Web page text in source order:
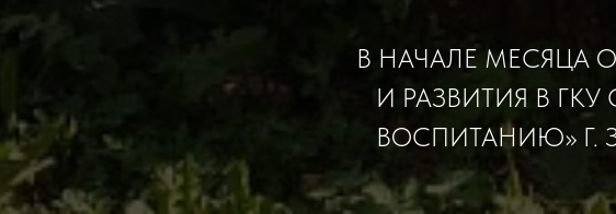
В НАЧАЛЕ МЕСЯЦА
И РАЗВИТИЯ В
ВОСПИТАНИЮ» Г.